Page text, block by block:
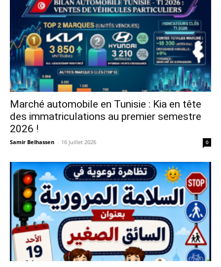
Marché automobile en Tunisie : Kia en tête
des immatriculations au premier semestre
2026 !
Samir Belhassen - 16 juillet 2026 0